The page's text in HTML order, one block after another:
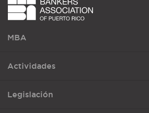
MBA
Actividades
Legislación